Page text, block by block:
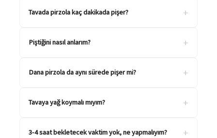
Tavada pirzola kaç dakikada pişer? +
Piştiğini nasıl anlarım? +
Dana pirzola da aynı sürede pişer mi? +
Tavaya yağ koymalı mıyım? +
3-4 saat bekletecek vaktim yok, ne yapmalıyım? +